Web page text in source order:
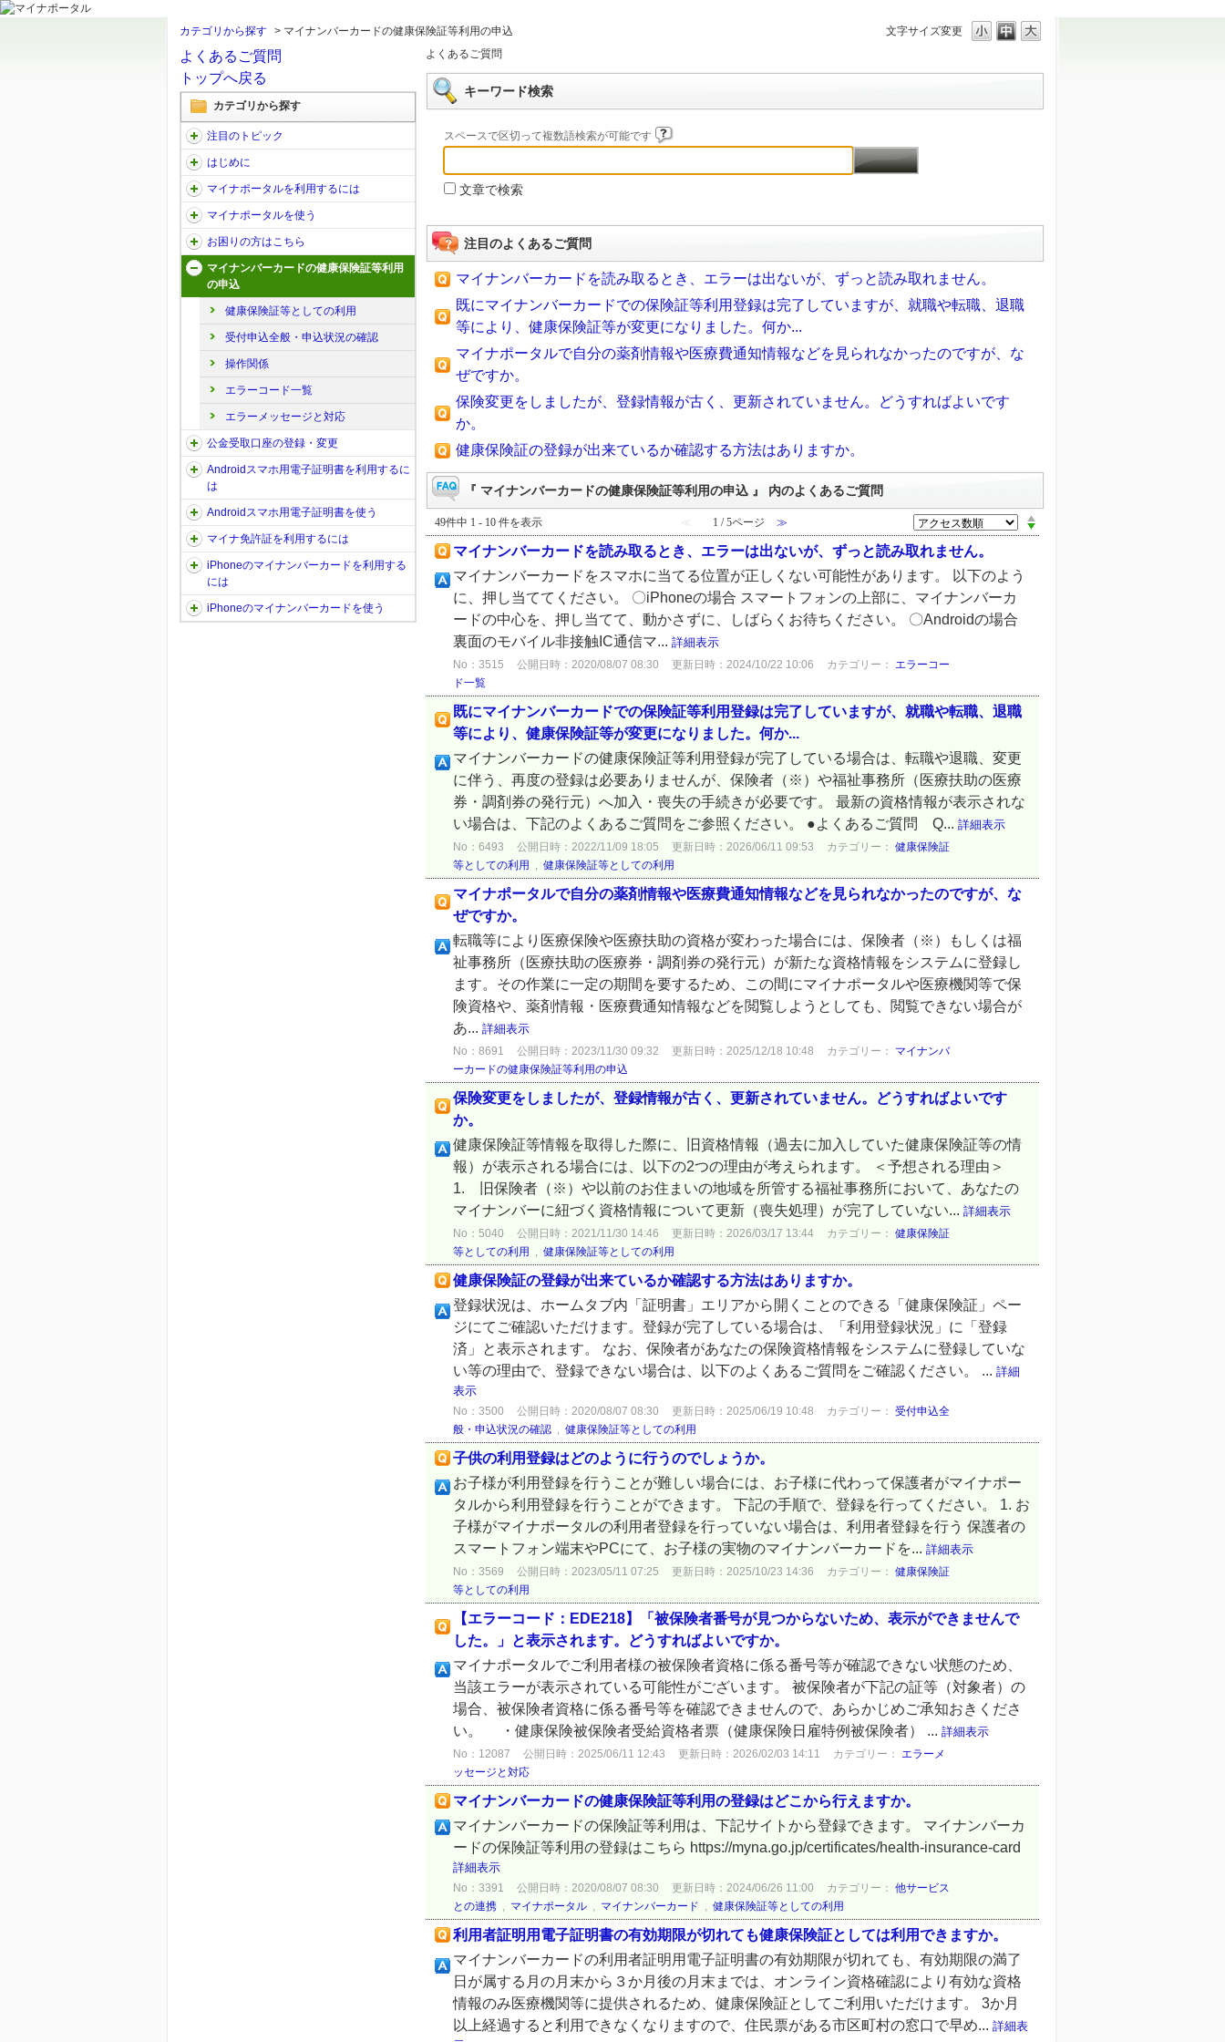
文字サイズ変更
カテゴリから探す > マイナンバーカードの健康保険証等利用の申込
よくあるご質問
トップへ戻る
カテゴリから探す
注目のトピック
はじめに
マイナポータルを利用するには
マイナポータルを使う
お困りの方はこちら
マイナンバーカードの健康保険証等利用
の申込
健康保険証等としての利用
受付申込全般・申込状況の確認
操作関係
エラーコード一覧
エラーメッセージと対応
公金受取口座の登録・変更
Androidスマホ用電子証明書を利用するに
は
Androidスマホ用電子証明書を使う
マイナ免許証を利用するには
iPhoneのマイナンバーカードを利用する
には
iPhoneのマイナンバーカードを使う
よくあるご質問
キーワード検索
スペースで区切って複数語検索が可能です
文章で検索
注目のよくあるご質問
マイナンバーカードを読み取るとき、エラーは出ないが、ずっと読み取れません。
既にマイナンバーカードでの保険証等利用登録は完了していますが、就職や転職、退職
等により、健康保険証等が変更になりました。何か...
マイナポータルで自分の薬剤情報や医療費通知情報などを見られなかったのですが、な
ぜですか。
保険変更をしましたが、登録情報が古く、更新されていません。どうすればよいです
か。
健康保険証の登録が出来ているか確認する方法はありますか。
『 マイナンバーカードの健康保険証等利用の申込 』 内のよくあるご質問
49件中 1 - 10 件を表示 ≪ 1 / 5ページ ≫
マイナンバーカードを読み取るとき、エラーは出ないが、ずっと読み取れません。
マイナンバーカードをスマホに当てる位置が正しくない可能性があります。 以下のよう
に、押し当ててください。 〇iPhoneの場合 スマートフォンの上部に、マイナンバーカ
ードの中心を、押し当てて、動かさずに、しばらくお待ちください。 〇Androidの場合
裏面のモバイル非接触IC通信マ... 詳細表示
No：3515 公開日時：2020/08/07 08:30 更新日時：2024/10/22 10:06 カテゴリー： エラーコー
ド一覧
既にマイナンバーカードでの保険証等利用登録は完了していますが、就職や転職、退職
等により、健康保険証等が変更になりました。何か...
マイナンバーカードの健康保険証等利用登録が完了している場合は、転職や退職、変更
に伴う、再度の登録は必要ありませんが、保険者（※）や福祉事務所（医療扶助の医療
券・調剤券の発行元）へ加入・喪失の手続きが必要です。 最新の資格情報が表示されな
い場合は、下記のよくあるご質問をご参照ください。 ●よくあるご質問 Q... 詳細表示
No：6493 公開日時：2022/11/09 18:05 更新日時：2026/06/11 09:53 カテゴリー： 健康保険証
等としての利用
, 健康保険証等としての利用
マイナポータルで自分の薬剤情報や医療費通知情報などを見られなかったのですが、な
ぜですか。
転職等により医療保険や医療扶助の資格が変わった場合には、保険者（※）もしくは福
祉事務所（医療扶助の医療券・調剤券の発行元）が新たな資格情報をシステムに登録し
ます。その作業に一定の期間を要するため、この間にマイナポータルや医療機関等で保
険資格や、薬剤情報・医療費通知情報などを閲覧しようとしても、閲覧できない場合が
あ... 詳細表示
No：8691 公開日時：2023/11/30 09:32 更新日時：2025/12/18 10:48 カテゴリー： マイナンバ
ーカードの健康保険証等利用の申込
保険変更をしましたが、登録情報が古く、更新されていません。どうすればよいです
か。
健康保険証等情報を取得した際に、旧資格情報（過去に加入していた健康保険証等の情
報）が表示される場合には、以下の2つの理由が考えられます。 ＜予想される理由＞
1. 旧保険者（※）や以前のお住まいの地域を所管する福祉事務所において、あなたの
マイナンバーに紐づく資格情報について更新（喪失処理）が完了していない... 詳細表示
No：5040 公開日時：2021/11/30 14:46 更新日時：2026/03/17 13:44 カテゴリー： 健康保険証
等としての利用
, 健康保険証等としての利用
健康保険証の登録が出来ているか確認する方法はありますか。
登録状況は、ホームタブ内「証明書」エリアから開くことのできる「健康保険証」ペー
ジにてご確認いただけます。登録が完了している場合は、「利用登録状況」に「登録
済」と表示されます。 なお、保険者があなたの保険資格情報をシステムに登録していな
い等の理由で、登録できない場合は、以下のよくあるご質問をご確認ください。 ... 詳細
表示
No：3500 公開日時：2020/08/07 08:30 更新日時：2025/06/19 10:48 カテゴリー： 受付申込全
般・申込状況の確認 , 健康保険証等としての利用
子供の利用登録はどのように行うのでしょうか。
お子様が利用登録を行うことが難しい場合には、お子様に代わって保護者がマイナポー
タルから利用登録を行うことができます。 下記の手順で、登録を行ってください。 1. お
子様がマイナポータルの利用者登録を行っていない場合は、利用者登録を行う 保護者の
スマートフォン端末やPCにて、お子様の実物のマイナンバーカードを... 詳細表示
No：3569 公開日時：2023/05/11 07:25 更新日時：2025/10/23 14:36 カテゴリー： 健康保険証
等としての利用
【エラーコード：EDE218】「被保険者番号が見つからないため、表示ができませんで
した。」と表示されます。どうすればよいですか。
マイナポータルでご利用者様の被保険者資格に係る番号等が確認できない状態のため、
当該エラーが表示されている可能性がございます。 被保険者が下記の証等（対象者）の
場合、被保険者資格に係る番号等を確認できませんので、あらかじめご承知おきくださ
い。 ・健康保険被保険者受給資格者票（健康保険日雇特例被保険者） ... 詳細表示
No：12087 公開日時：2025/06/11 12:43 更新日時：2026/02/03 14:11 カテゴリー： エラーメ
ッセージと対応
マイナンバーカードの健康保険証等利用の登録はどこから行えますか。
マイナンバーカードの保険証等利用は、下記サイトから登録できます。 マイナンバーカ
ードの保険証等利用の登録はこちら https://myna.go.jp/certificates/health-insurance-card
詳細表示
No：3391 公開日時：2020/08/07 08:30 更新日時：2024/06/26 11:00 カテゴリー： 他サービス
との連携 , マイナポータル , マイナンバーカード , 健康保険証等としての利用
利用者証明用電子証明書の有効期限が切れても健康保険証としては利用できますか。
マイナンバーカードの利用者証明用電子証明書の有効期限が切れても、有効期限の満了
日が属する月の月末から３か月後の月末までは、オンライン資格確認により有効な資格
情報のみ医療機関等に提供されるため、健康保険証としてご利用いただけます。 3か月
以上経過すると利用できなくなりますので、住民票がある市区町村の窓口で早め... 詳細表